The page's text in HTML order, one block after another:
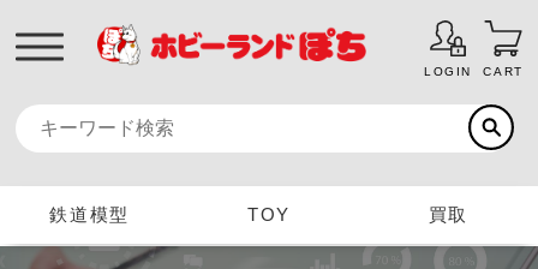
LOGIN CART
鉄道模型 TOY 買取